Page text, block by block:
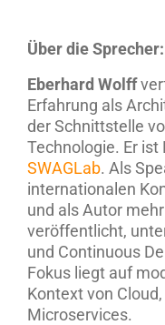
Über die Sprecher:
Eberhard Wolff
Erfahrung als
der Schnittstelle
Technologie. Er
SWAGLab. Als
internationalen
und als Autor
veröffentlicht,
und Continuous
Fokus liegt auf
Kontext von
Microservices.